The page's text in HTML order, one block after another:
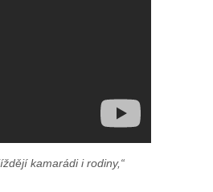
kamarádi i rodiny,“